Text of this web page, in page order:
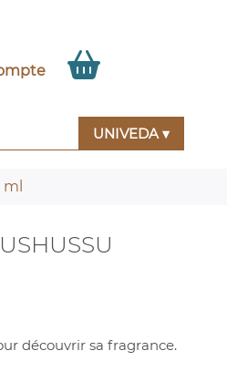
UNIVEDA ▾
découvrir sa fragrance.